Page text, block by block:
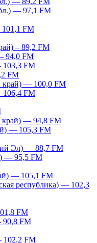
— 97,1 FM
FM
– 89,2 FM
94,0 FM
103,3 FM
FM
край) — 100,0 FM
106,4 FM
край) — 94,8 FM
— 105,3 FM
Эл) — 88,7 FM
— 95,5 FM
— 105,1 FM
республика) — 102,3
FM
90,8 FM
102,2 FM